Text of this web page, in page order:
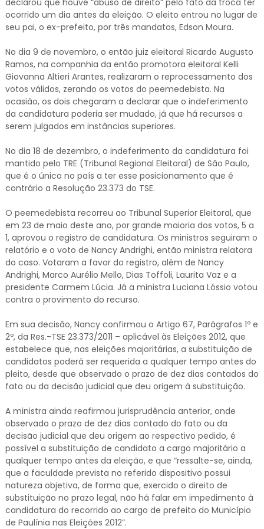
ocorrido um dia antes da eleição. O eleito entrou no lugar de
seu pai, o ex-prefeito, por três mandatos, Edson Moura.
No dia 9 de novembro, o então juiz eleitoral Ricardo Augusto
Ramos, na companhia da então promotora eleitoral Kelli
Giovanna Altieri Arantes, realizaram o reprocessamento dos
votos válidos, zerando os votos do peemedebista. Na
ocasião, os dois chegaram a declarar que o indeferimento
da candidatura poderia ser mudado, já que há recursos a
serem julgados em instâncias superiores.
No dia 18 de dezembro, o indeferimento da candidatura foi
mantido pelo TRE (Tribunal Regional Eleitoral) de São Paulo,
que é o único no país a ter esse posicionamento que é
contrário a Resolução 23.373 do TSE.
O peemedebista recorreu ao Tribunal Superior Eleitoral, que
em 23 de maio deste ano, por grande maioria dos votos, 5 a
1, aprovou o registro de candidatura. Os ministros seguiram o
relatório e o voto de Nancy Andrighi, então ministra relatora
do caso. Votaram a favor do registro, além de Nancy
Andrighi, Marco Aurélio Mello, Dias Toffoli, Laurita Vaz e a
presidente Carmem Lúcia. Já a ministra Luciana Lóssio votou
contra o provimento do recurso.
Em sua decisão, Nancy confirmou o Artigo 67, Parágrafos 1º e
2º, da Res.-TSE 23.373/2011 – aplicável às Eleições 2012, que
estabelece que, nas eleições majoritárias, a substituição de
candidatos poderá ser requerida a qualquer tempo antes do
pleito, desde que observado o prazo de dez dias contados do
fato ou da decisão judicial que deu origem à substituição.
A ministra ainda reafirmou jurisprudência anterior, onde
observado o prazo de dez dias contado do fato ou da
decisão judicial que deu origem ao respectivo pedido, é
possível a substituição de candidato a cargo majoritário a
qualquer tempo antes da eleição, e que “ressalte-se, ainda,
que a faculdade prevista no referido dispositivo possui
natureza objetiva, de forma que, exercido o direito de
substituição no prazo legal, não há falar em impedimento à
candidatura do recorrido ao cargo de prefeito do Município
de Paulínia nas Eleições 2012”.